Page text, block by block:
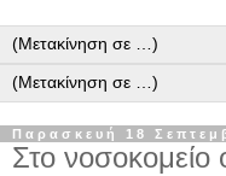
Παρασκευή 18
Στο